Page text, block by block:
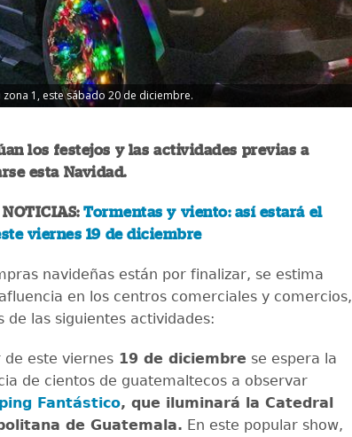
1, este sábado 20 de diciembre.
los festejos y las actividades previas a
esta Navidad.
NOTICIAS:Tormentas y viento: así estará el
viernes 19 de diciembre
navideñas están por finalizar, se estima
en los centros comerciales y comercios,
de las siguientes actividades:
de este viernes 19 de diciembre se espera la
de cientos de guatemaltecos a observar
Fantástico, que iluminará la Catedral
de Guatemala. En este popular show,